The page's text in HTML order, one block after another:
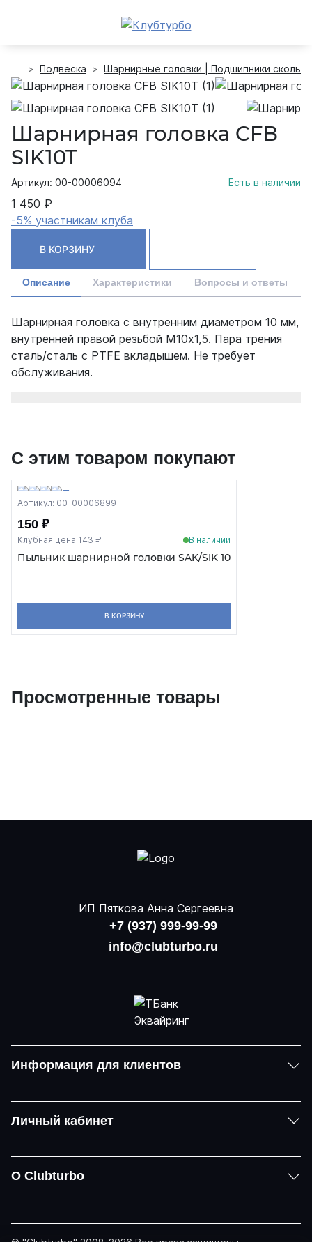
Подвеска Шарнирные головки | Подшипники
Шарнирная головка CFB
SIK10T
Артикул: 00-00006094 Есть в наличии
1 450 ₽
-5% участникам клуба
В КОРЗИНУ
Описание Характеристики Вопросы и ответы
Шарнирная головка с внутренним диаметром 10 мм,
внутренней правой резьбой М10х1,5. Пара трения
сталь/сталь c PTFE вкладышем. Не требует
обслуживания.
С этим товаром покупают
Артикул: 00-00006899
150 ₽
Клубная цена 143 ₽ В наличии
Пыльник шарнирной головки SAK/SIK 10
В КОРЗИНУ
Просмотренные товары
ИП Пяткова Анна Сергеевна
+7 (937) 999-99-99
info@clubturbo.ru
Информация для клиентов
Личный кабинет
О Clubturbo
© "Clubturbo" 2008-2026 Все права защищены